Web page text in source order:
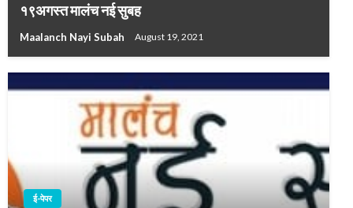
१९अगस्त मालंच नई सुबह
Maalanch Nayi Subah August 19, 2021
ई-पेपर